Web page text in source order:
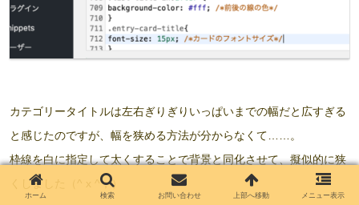
カテゴリータイトルは左右ぎりぎりいっぱいまでの幅だと広すぎる
と感じたのですが、幅を狭める方法が分からなくて……。
枠線を白に指定して太くすることで背景と同化させて、擬似的に狭
くしました（^ x ^；）
ホーム 検索 お問い合わせ 上部へ移動 メニュー表示